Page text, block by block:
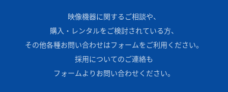
映像機器に関するご相談や、
購入・レンタルをご検討されている方、
その他各種お問い合わせはフォームをご利用ください。
採用についてのご連絡も
フォームよりお問い合わせください。